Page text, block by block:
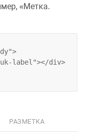
Метка.
label"></div>
РАЗМЕТКА